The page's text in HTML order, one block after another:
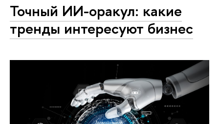
Точный ИИ-оракул: какие
тренды интересуют бизнес